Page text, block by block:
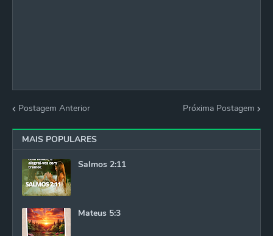
Postagem Anterior Próxima Postagem
MAIS POPULARES
Salmos 2:11
Mateus 5:3